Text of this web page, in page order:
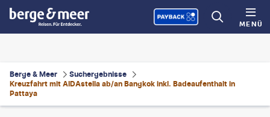
MENÜ
Berge & Meer
Suchergebnisse
Kreuzfahrt mit AIDAstella ab/an Bangkok inkl. Badeaufenthalt in
Pattaya